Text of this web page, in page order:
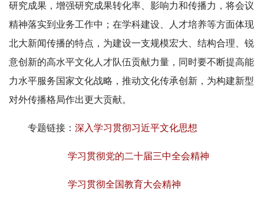
研究成果，增强研究成果转化率、影响力和传播力，将会议
精神落实到业务工作中；在学科建设、人才培养等方面体现
北大新闻传播的特点，为建设一支规模宏大、结构合理、锐
意创新的高水平文化人才队伍贡献力量，同时要不断提高能
力水平服务国家文化战略，推动文化传承创新，为构建新型
对外传播格局作出更大贡献。
专题链接： 深入学习贯彻习近平文化思想
学习贯彻党的二十届三中全会精神
学习贯彻全国教育大会精神